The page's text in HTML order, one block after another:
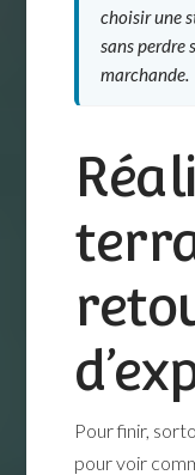
choisir une
sans perdre
marchande.
Pour finir,
pour voir